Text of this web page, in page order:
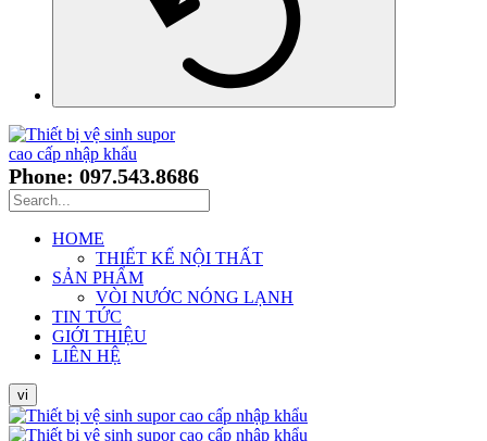
Phone: 097.543.8686
HOME
THIẾT KẾ NỘI THẤT
SẢN PHẨM
VÒI NƯỚC NÓNG LẠNH
TIN TỨC
GIỚI THIỆU
LIÊN HỆ
vi